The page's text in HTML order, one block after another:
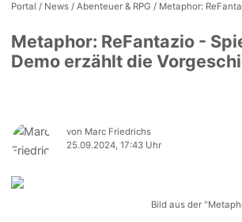
Portal / News /Abenteuer & RPG / Metaphor:
Metaphor: ReFantazio -
Demo erzählt die
von Marc Friedrichs
25.09.2024, 17:43 Uhr
Bild aus der